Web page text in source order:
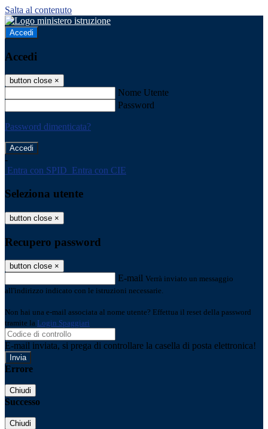
Salta al contenuto
Accedi
Accedi
button close ×
Nome Utente
Password
Password dimenticata?
-
Entra con SPID Entra con CIE
Seleziona utente
button close ×
Recupero password
button close ×
E-mail Verrà inviato un messaggio
all'indirizzo indicato con le istruzioni necessarie.
Non hai una e-mail associata al nome utente? Effettua il reset della password
tramite la Login Spaggiari
E-mail inviata, si prega di controllare la casella di posta elettronica!
Errore
Chiudi
Successo
Chiudi